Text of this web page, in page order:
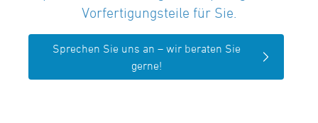
Vorfertigungsteile für Sie.
Sprechen Sie uns an – wir beraten Sie
gerne!